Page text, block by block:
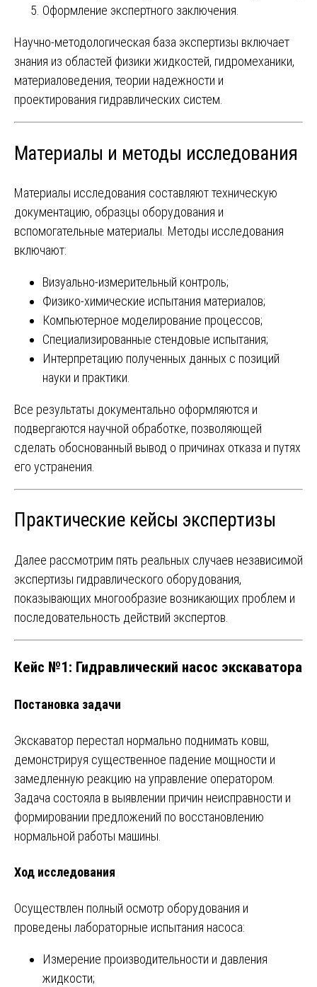
Оформление экспертного заключения.
Научно-методологическая база экспертизы включает
знания из областей физики жидкостей, гидромеханики,
материаловедения, теории надежности и
проектирования гидравлических систем.
Материалы и методы исследования
Материалы исследования составляют техническую
документацию, образцы оборудования и
вспомогательные материалы. Методы исследования
включают:
Визуально-измерительный контроль;
Физико-химические испытания материалов;
Компьютерное моделирование процессов;
Специализированные стендовые испытания;
Интерпретацию полученных данных с позиций
науки и практики.
Все результаты документально оформляются и
подвергаются научной обработке, позволяющей
сделать обоснованный вывод о причинах отказа и путях
его устранения.
Практические кейсы экспертизы
Далее рассмотрим пять реальных случаев независимой
экспертизы гидравлического оборудования,
показывающих многообразие возникающих проблем и
последовательность действий экспертов.
Кейс №1: Гидравлический насос экскаватора
Постановка задачи
Экскаватор перестал нормально поднимать ковш,
демонстрируя существенное падение мощности и
замедленную реакцию на управление оператором.
Задача состояла в выявлении причин неисправности и
формировании предложений по восстановлению
нормальной работы машины.
Ход исследования
Осуществлен полный осмотр оборудования и
проведены лабораторные испытания насоса:
Измерение производительности и давления
жидкости;